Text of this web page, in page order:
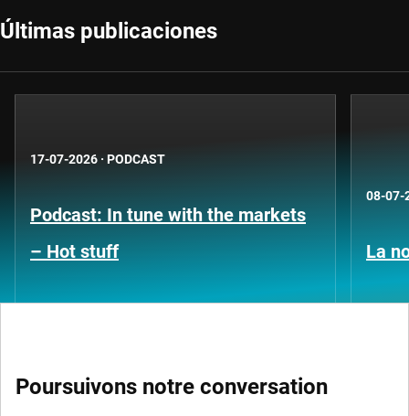
Últimas publicaciones
17-07-2026 · PODCAST
Podcast: In tune with the markets
– Hot stuff
08-07-
La
Poursuivons notre conversation